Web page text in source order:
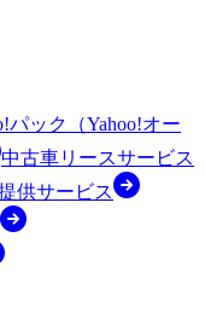
パック（Yahoo!オー
中古車リースサービス
供サービス